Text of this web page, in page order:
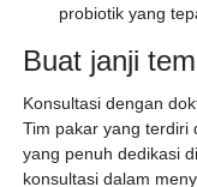
probiotik yang
Buat janji
Konsultasi dengan
Tim pakar yang terdiri
yang penuh dedikasi
konsultasi dalam